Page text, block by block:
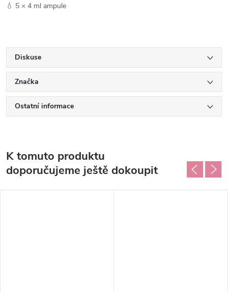
💧 5 × 4 ml ampule
Diskuse
Značka
Ostatní informace
K tomuto produktu
doporučujeme ještě dokoupit